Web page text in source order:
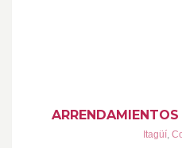
Itagüí,